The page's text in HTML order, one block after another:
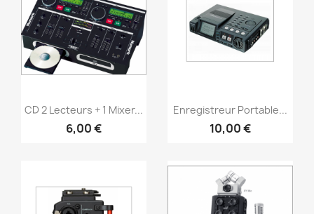
Vorschau
CD 2 Lecteurs + 1 Mixer...
6,00 €
Vorschau
Enregistreur Portable...
10,00 €